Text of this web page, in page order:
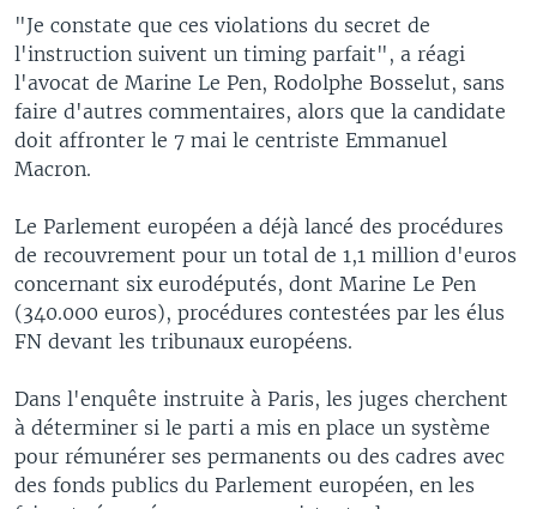
"Je constate que ces violations du secret de
l'instruction suivent un timing parfait", a réagi
l'avocat de Marine Le Pen, Rodolphe Bosselut, sans
faire d'autres commentaires, alors que la candidate
doit affronter le 7 mai le centriste Emmanuel
Macron.
Le Parlement européen a déjà lancé des procédures
de recouvrement pour un total de 1,1 million d'euros
concernant six eurodéputés, dont Marine Le Pen
(340.000 euros), procédures contestées par les élus
FN devant les tribunaux européens.
Dans l'enquête instruite à Paris, les juges cherchent
à déterminer si le parti a mis en place un système
pour rémunérer ses permanents ou des cadres avec
des fonds publics du Parlement européen, en les